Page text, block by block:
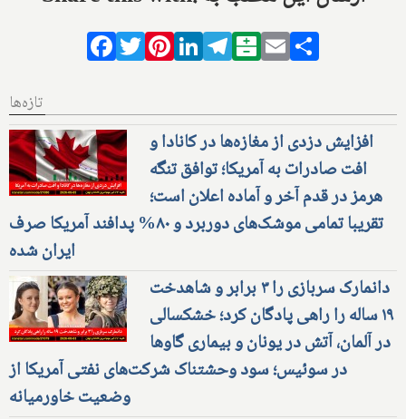
Facebook
TwitterPinterestLinkedIn
Telegram
Balatarin
Email
تازه‌ها
افزایش دزدی از مغازه‌ها در کانادا و
افت صادرات به آمریکا؛ توافق تنگه
هرمز در قدم آخر و آماده اعلان است؛
تقریبا تمامی موشک‌های دوربرد و ۸۰% پدافند آمریکا صرف
ایران شده
دانمارک سربازی را ۳ برابر و شاهدخت
۱۹ ساله را راهی پادگان کرد؛ خشکسالی
در آلمان، آتش در یونان و بیماری گاوها
در سوئیس؛ سود وحشتناک شرکت‌های نفتی آمریکا از
وضعیت خاورمیانه